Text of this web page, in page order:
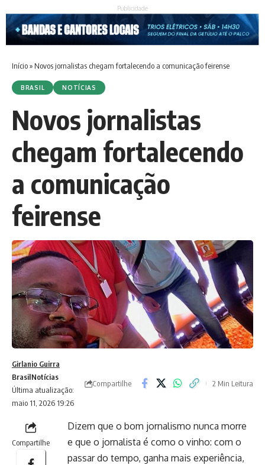
Publicidade
Início» Novos jornalistas chegam fortalecendo a comunicação feirense
BRASIL NOTÍCIAS
Novos jornalistas
chegam fortalecendo
a comunicação
feirense
Última atualização:
maio 11, 2026 19:26
Girlanio Guirra
BrasilNotícias
Compartilhe 2 Min Leitura
Compartilhe
Dizem que o bom jornalismo nunca morre
e que o jornalista é como o vinho: com o
passar do tempo, ganha mais experiência,